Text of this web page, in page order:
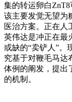
集的转运卵白ZnT8
该主要发觉无望为
医治方案。正在人
英伟达是冲正在最
或缺的“卖铲人”。
究基于对鞭毛马达
体例的阐发，提出
的机制。